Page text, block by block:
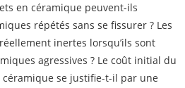
en céramique peuvent-ils
répétés sans se fissurer ? Les
inertes lorsqu’ils sont
agressives ? Le coût initial du
se justifie-t-il par une